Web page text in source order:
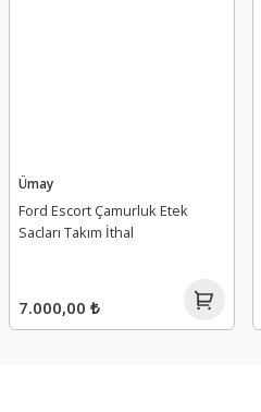
Ümay
Ford Escort Çamurluk Etek
Sacları Takım İthal
7.000,00 ₺